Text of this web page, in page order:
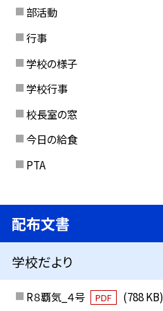
部活動
行事
学校の様子
学校行事
校長室の窓
今日の給食
PTA
配布文書
学校だより
R８覇気_４号 PDF (788 KB)